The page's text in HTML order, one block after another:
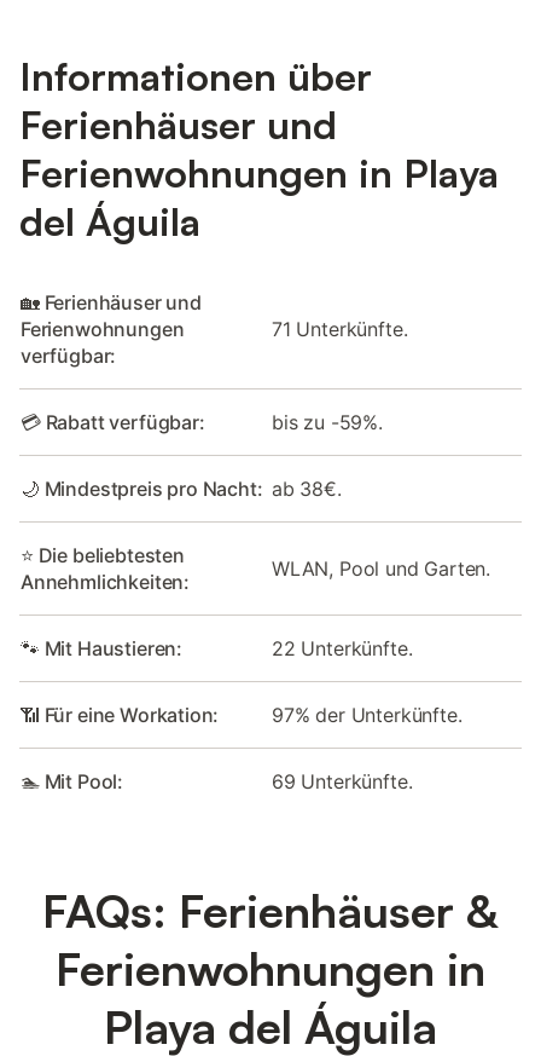
Informationen über
Ferienhäuser und
Ferienwohnungen in Playa
del Águila
🏡 Ferienhäuser und
Ferienwohnungen
verfügbar:
71 Unterkünfte.
💳 Rabatt verfügbar: bis zu -59%.
🌙 Mindestpreis pro Nacht: ab 38€.
⭐ Die beliebtesten
Annehmlichkeiten:
WLAN, Pool und Garten.
🐾 Mit Haustieren: 22 Unterkünfte.
📶 Für eine Workation: 97% der Unterkünfte.
🏊 Mit Pool: 69 Unterkünfte.
FAQs: Ferienhäuser &
Ferienwohnungen in
Playa del Águila